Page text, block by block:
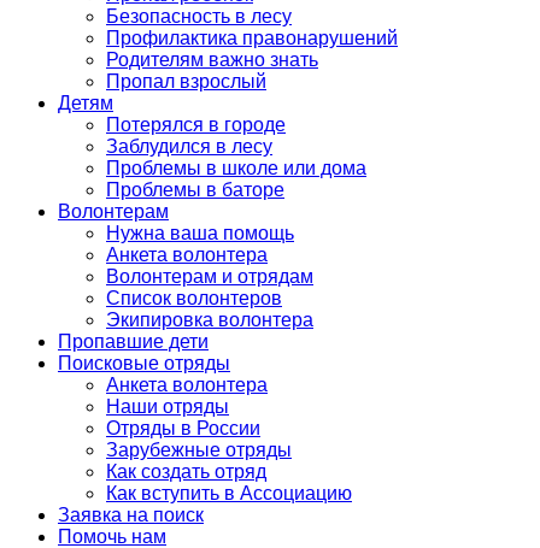
Безопасность в лесу
Профилактика правонарушений
Родителям важно знать
Пропал взрослый
Детям
Потерялся в городе
Заблудился в лесу
Проблемы в школе или дома
Проблемы в баторе
Волонтерам
Нужна ваша помощь
Анкета волонтера
Волонтерам и отрядам
Список волонтеров
Экипировка волонтера
Пропавшие дети
Поисковые отряды
Анкета волонтера
Наши отряды
Отряды в России
Зарубежные отряды
Как создать отряд
Как вступить в Ассоциацию
Заявка на поиск
Помочь нам